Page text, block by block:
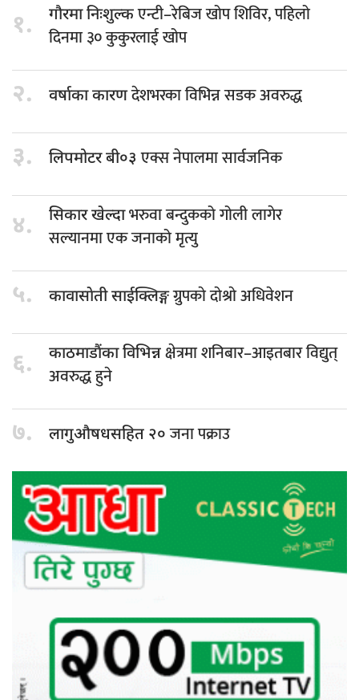
१. गौरमा निःशुल्कएन्टी–रेबिज खोप शिविर, पहिलो
दिनमा ३० कुकुरलाई खोप
२. वर्षाका कारणदेशभरका विभिन्न सडक अवरुद्ध
३. लिपमोटर बी०३एक्स नेपालमा सार्वजनिक
४. सिकार खेल्दाभरुवा बन्दुकको गोली लागेर
सल्यानमा एक जनाको मृत्यु
५. कावासाेती साईक्लिङ्गग्रुपकाे दाेश्राे अधिवेशन
६. काठमाडौंका विभिन्नक्षेत्रमा शनिबार–आइतबार विद्युत्
अवरुद्ध हुने
७. लागुऔषधसहित २०जना पक्राउ